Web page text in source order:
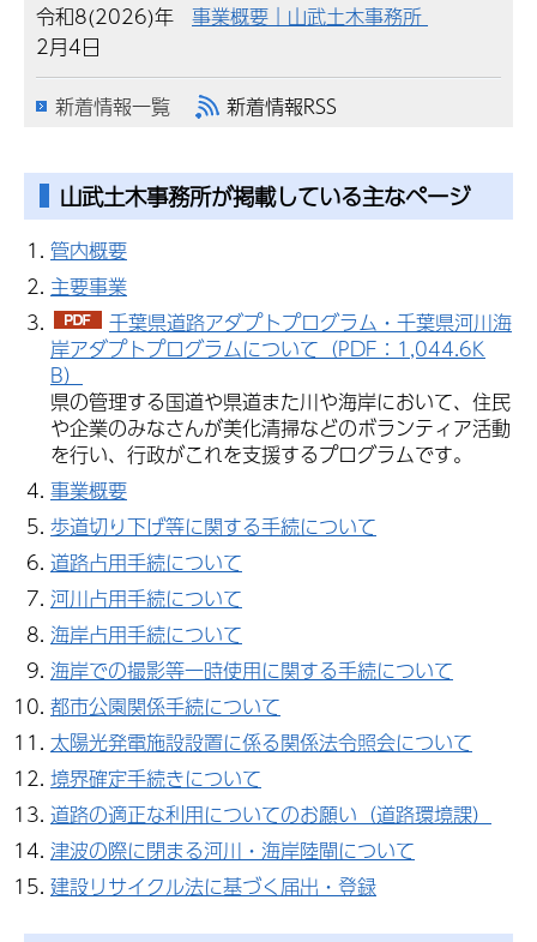
令和8(2026)年
2月4日
事業概要｜山武土木事務所
新着情報一覧 新着情報RSS
山武土木事務所が掲載している主なページ
管内概要
主要事業
千葉県道路アダプトプログラム・千葉県河川海
岸アダプトプログラムについて（PDF：1,044.6K
B）
県の管理する国道や県道また川や海岸において、住民
や企業のみなさんが美化清掃などのボランティア活動
を行い、行政がこれを支援するプログラムです。
事業概要
歩道切り下げ等に関する手続について
道路占用手続について
河川占用手続について
海岸占用手続について
海岸での撮影等一時使用に関する手続について
都市公園関係手続について
太陽光発電施設設置に係る関係法令照会について
境界確定手続きについて
道路の適正な利用についてのお願い（道路環境課）
津波の際に閉まる河川・海岸陸閘について
建設リサイクル法に基づく届出・登録